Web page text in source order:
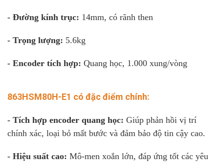
- Đường kính trục: 14mm, có rãnh then
- Trọng lượng: 5.6kg
- Encoder tích hợp: Quang học, 1.000 xung/vòng
863HSM80H-E1 có đặc điểm chính:
- Tích hợp encoder quang học: Giúp phản hồi vị trí
chính xác, loại bỏ mất bước và đảm bảo độ tin cậy cao.
- Hiệu suất cao: Mô-men xoắn lớn, đáp ứng tốt các yêu